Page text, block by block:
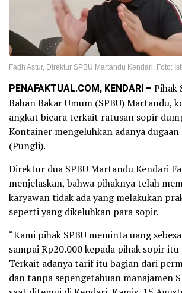
Fadh Astur, Direktur SPBU Martandu Kendari. Foto:
PENAFAKTUAL.COM, KENDARI – Pihak
Bahan Bakar Umum (SPBU) Martandu,
angkat bicara terkait ratusan sopir
Kontainer mengeluhkan adanya
(Pungli).
Direktur dua SPBU Martandu Kendari
menjelaskan, bahwa pihaknya telah
karyawan tidak ada yang melakukan
seperti yang dikeluhkan para sopir.
“Kami pihak SPBU meminta uang
sampai Rp20.000 kepada pihak sopir
Terkait adanya tarif itu bagian dari
dan tanpa sepengetahuan manajamen